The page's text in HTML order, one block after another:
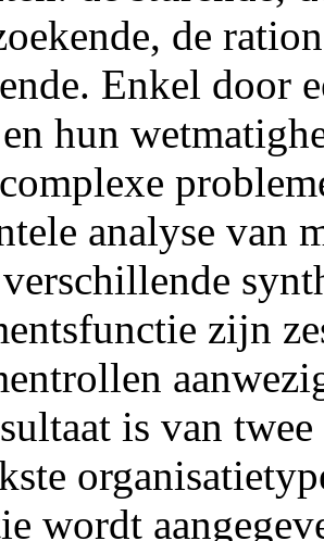
de
Enkel door
hun
analyse van
zijn
is van
wordt